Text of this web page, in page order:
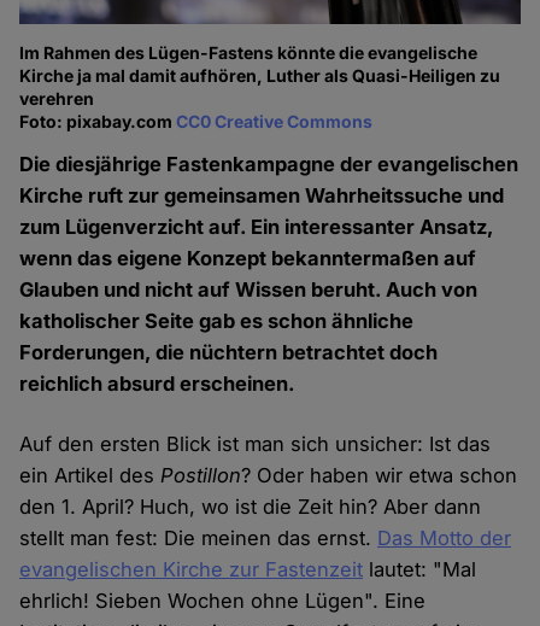
Im Rahmen des Lügen-Fastens könnte die evangelische
Kirche ja mal damit aufhören, Luther als Quasi-Heiligen zu
verehren
Foto: pixabay.comCC0 Creative Commons
Die diesjährige Fastenkampagne der evangelischen
Kirche ruft zur gemeinsamen Wahrheitssuche und
zum Lügenverzicht auf. Ein interessanter Ansatz,
wenn das eigene Konzept bekanntermaßen auf
Glauben und nicht auf Wissen beruht. Auch von
katholischer Seite gab es schon ähnliche
Forderungen, die nüchtern betrachtet doch
reichlich absurd erscheinen.
Auf den ersten Blick ist man sich unsicher: Ist das
ein Artikel desPostillon? Oder haben wir etwa schon
den 1. April? Huch, wo ist die Zeit hin? Aber dann
stellt man fest: Die meinen das ernst. Das Motto der
evangelischen Kirche zur Fastenzeit lautet: "Mal
ehrlich! Sieben Wochen ohne Lügen". Eine